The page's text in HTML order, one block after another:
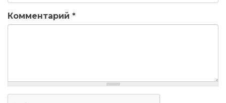
Комментарий *